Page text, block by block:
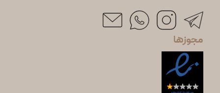
مجوزها